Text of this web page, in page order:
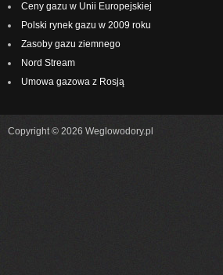
Ceny gazu w Unii Europejskiej
Polski rynek gazu w 2009 roku
Zasoby gazu ziemnego
Nord Stream
Umowa gazowa z Rosją
Copyright © 2026 Weglowodory.pl